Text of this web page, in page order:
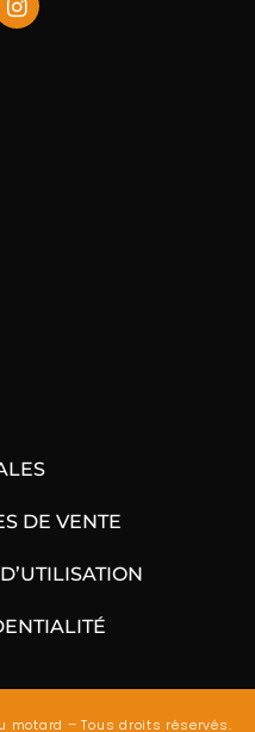
DE VENTE
motard – Tous droits réservés.